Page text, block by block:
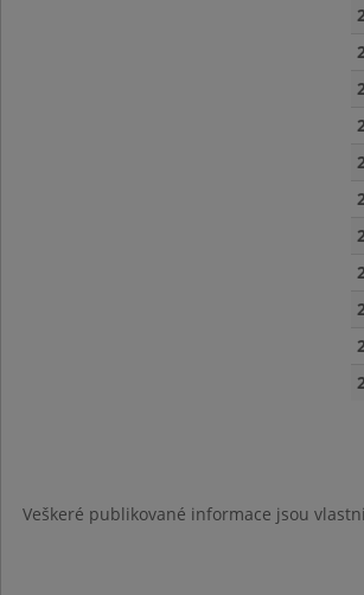
Veškeré publikované informace jsou